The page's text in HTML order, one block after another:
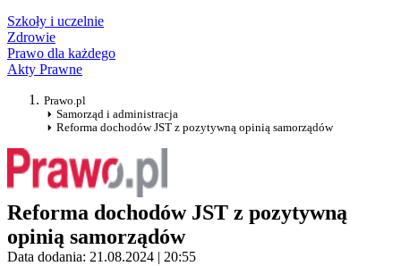
Szkoły i uczelnie
Zdrowie
Prawo dla każdego
Akty Prawne
Prawo.pl
Samorząd i administracja
Reforma dochodów JST z pozytywną opinią samorządów
Reforma dochodów JST z pozytywną
opinią samorządów
Data dodania: 21.08.2024 | 20:55